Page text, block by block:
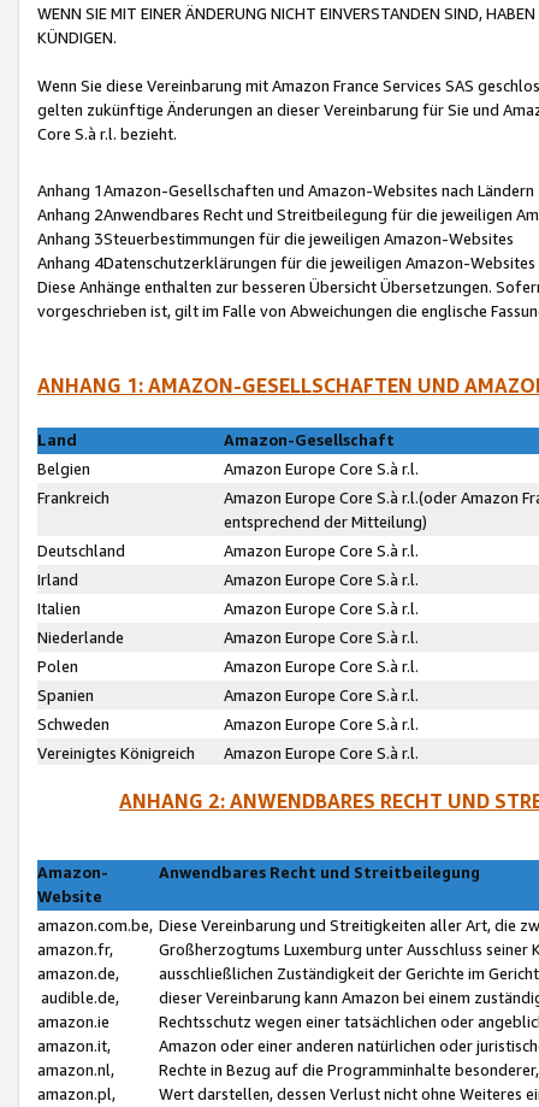
WENN SIE MIT EINER ÄNDERUNG NICHT EINVERSTANDEN SIND,
KÜNDIGEN.
Wenn Sie diese Vereinbarung mit Amazon France Services SAS
gelten zukünftige Änderungen an dieser Vereinbarung für Sie und
Core S.à r.l. bezieht.
Anhang 1Amazon-Gesellschaften und Amazon-Websites nach Ländern
Anhang 2Anwendbares Recht und Streitbeilegung für die jeweiligen
Anhang 3Steuerbestimmungen für die jeweiligen Amazon-Websites
Anhang 4Datenschutzerklärungen für die jeweiligen Amazon-Websites
Diese Anhänge enthalten zur besseren Übersicht Übersetzungen.
vorgeschrieben ist, gilt im Falle von Abweichungen die englische
ANHANG 1: AMAZON-GESELLSCHAFTEN UND
Land
Amazon-Gesellschaft
Belgien
Amazon Europe Core S.à r.l.
Frankreich
Amazon Europe Core S.à r.l.(oder Amazon
entsprechend der Mitteilung)
Deutschland
Amazon Europe Core S.à r.l.
Irland
Amazon Europe Core S.à r.l.
Italien
Amazon Europe Core S.à r.l.
Niederlande
Amazon Europe Core S.à r.l.
Polen
Amazon Europe Core S.à r.l.
Spanien
Amazon Europe Core S.à r.l.
Schweden
Amazon Europe Core S.à r.l.
Vereinigtes Königreich
Amazon Europe Core S.à r.l.
ANHANG 2: ANWENDBARES RECHT UND
Amazon-
Website
Anwendbares Recht und Streitbeilegung
amazon.com.be,
amazon.fr,
amazon.de,
audible.de,
amazon.ie
amazon.it,
amazon.nl,
amazon.pl,
Diese Vereinbarung und Streitigkeiten aller Art, die
Großherzogtums Luxemburg unter Ausschluss
ausschließlichen Zuständigkeit der Gerichte im
dieser Vereinbarung kann Amazon bei einem
Rechtsschutz wegen einer tatsächlichen oder
Amazon oder einer anderen natürlichen oder
Rechte in Bezug auf die Programminhalte
Wert darstellen, dessen Verlust nicht ohne Weiteres